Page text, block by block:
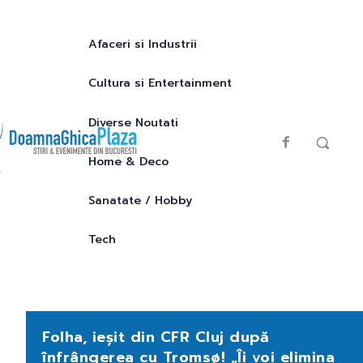
Afaceri si Industrii
Cultura si Entertainment
Diverse Noutati
Home & Deco
Sanatate / Hobby
Tech
Folha, ieșit din CFR Cluj după
înfrângerea cu Tromsø! „Îi voi elimina